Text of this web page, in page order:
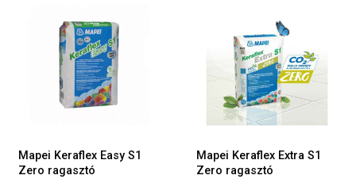
Mapei Keraflex Easy S1
Zero ragasztó
Mapei Keraflex Extra S1
Zero ragasztó